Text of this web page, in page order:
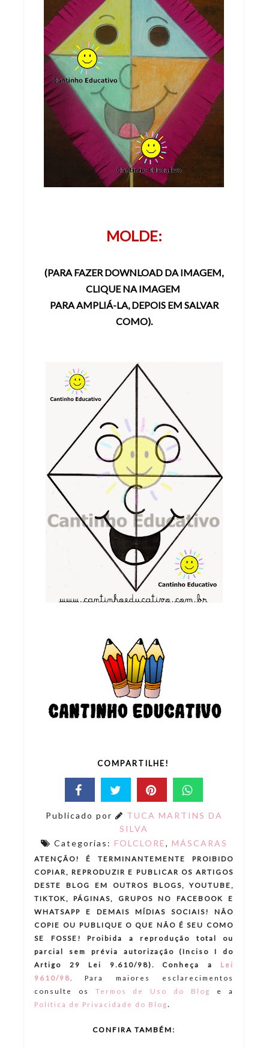
MOLDE:
(PARA FAZER DOWNLOAD DA IMAGEM,
CLIQUE NA IMAGEM
PARA AMPLIÁ-LA, DEPOIS EM SALVAR
COMO).
COMPARTILHE!
Publicado por
TUCA MARTINS DA
SILVA
Categorias: FOLCLORE, MÁSCARAS
ATENÇÃO! É TERMINANTEMENTE PROIBIDO
COPIAR, REPRODUZIR E PUBLICAR OS ARTIGOS
DESTE BLOG EM OUTROS BLOGS, YOUTUBE,
TIKTOK, PÁGINAS, GRUPOS NO FACEBOOK E
WHATSAPP E DEMAIS MÍDIAS SOCIAIS! NÃO
COPIE OU PUBLIQUE O QUE NÃO É SEU COMO
SE FOSSE! Proibida a reprodução total ou
parcial sem prévia autorização (Inciso I do
Artigo 29 Lei 9.610/98). Conheça a
Lei
9610/98
Para maiores esclarecimentos
consulte os Termos de Uso do Blog
e a
Política de Privacidade do Blog.
CONFIRA TAMBÉM: